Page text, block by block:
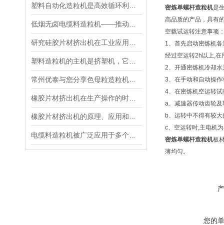
密炼单螺杆造粒机是
高品质的产品，具有
空载试运转注意事项
1、首先启动密炼机
经过空运转2h以上,
2、开通密炼机冷却
3、在手动和自动操
4、在密炼机空运转
a、减速器传动齿轮
b、运转中不得有较
c、空运转时,主电机
密炼单螺杆造粒机板
薄均匀。
您的